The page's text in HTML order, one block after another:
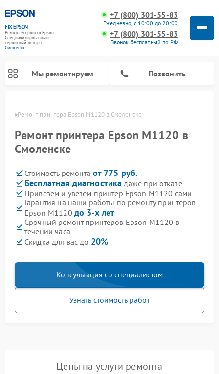
FIX-EPSON
Ремонт устройств Epson
Специализированный
cервисный центр г.
Смоленск
+7 (800) 301-55-83
Ежедневно, с 10:00 до 20:00
+7 (800) 301-55-83
Звонок бесплатный по РФ
Мы ремонтируем Позвонить
Ремонт принтера Epson M1120 в Смоленске
Ремонт принтера Epson M1120 в
Смоленске
Стоимость ремонта от 775 руб.
Бесплатная диагностика даже при отказе
Привезем и увезем принтер Epson M1120 сами
Гарантия на наши работы по ремонту принтеров
Epson M1120 до 3-х лет
Срочный ремонт принтеров Epson M1120 в
течении часа
Скидка для вас до 20%
Консультация со специалистом
Узнать стоимость работ
Цены на услуги ремонта